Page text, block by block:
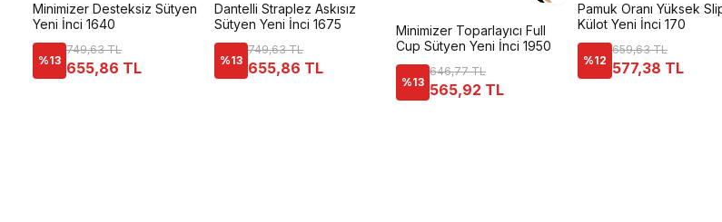
Minimizer Desteksiz Sütyen
Yeni İnci 1640
%13
749,63 TL
655,86 TL
Dantelli Straplez Askısız
Sütyen Yeni İnci 1675
%13
749,63 TL
655,86 TL
Minimizer Toparlayıcı Full
Cup Sütyen Yeni İnci 1950
%13
646,77 TL
565,92 TL
Pamuk Oranı Yüksek
Külot Yeni İnci 170
%12
659,63 TL
577,38 TL